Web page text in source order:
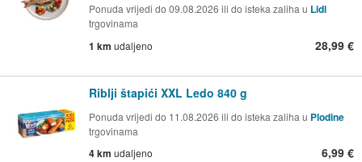
Ponuda vrijedi do 09.08.2026 ili do isteka zaliha u Lidl
trgovinama
1 km udaljeno 28,99 €
Riblji štapići XXL Ledo 840 g
Ponuda vrijedi do 11.08.2026 ili do isteka zaliha u Plodine
trgovinama
4 km udaljeno 6,99 €